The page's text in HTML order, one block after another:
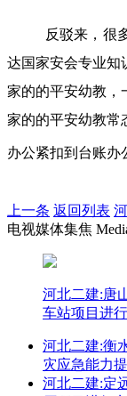
反驳来，很
达国家安会专业知
家的的平安幼教，
家的的平安幼教常
办公紧扣到台账办
上一条 返回列表
电视媒体集焦
河北二建:唐
车站项目进
河北二建:衡
灾应急能力
河北二建:定